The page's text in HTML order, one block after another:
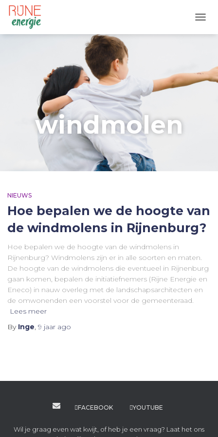
windmolen
NIEUWS
Hoe bepalen we de hoogte van
de windmolens in Rijnenburg?
Hoe bepalen we de hoogte van de windmolens in
Rijnenburg? Windmolens zijn er in alle soorten en maten.
De hoogte van de windmolens die eventueel in Rijnenburg
gaan komen, bepalen de initiatiefnemers (Rijne Energie en
Eneco) in nauw overleg met de landschapsarchitecten en
de omwonenden een voorstel voor de gemeenteraad.
Lees meer
By Inge, 9 jaar ago
FACEBOOK YOUTUBE
Wil je graag even wat kwijt, of heb je een vraag? Laat het ons